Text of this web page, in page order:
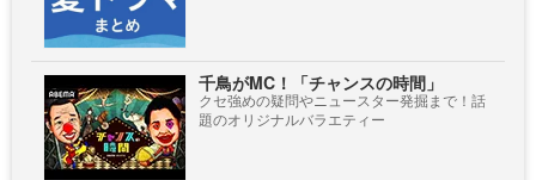
千鳥がMC！「チャンスの時間」
クセ強めの疑問やニュースター発掘まで！話
題のオリジナルバラエティー